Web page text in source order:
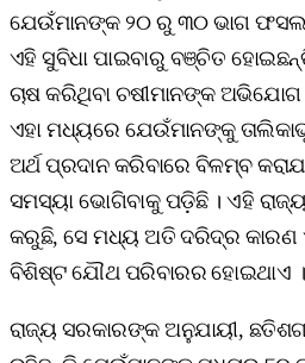
ଯେଉଁମାନଙ୍କ ୨୦ ରୁ ୩୦ ଭାଗ ଫସଲ
ଏହି ସୁବିଧା ପାଇବାରୁ ବଞ୍ଚିତ
ଚାଷ କରିଥିବା ଚଷୀମାନଙ୍କ ଅଭିଯୋଗ
ଏହା ମଧ୍ୟରେ ଯେଉଁମାନଙ୍କୁ
ଅର୍ଥ ପ୍ରଦାନ କରିବାରେ ବିଳମ୍ବ
ସମସ୍ୟା ଭୋଗିବାକୁ ପଡ଼ିଛି । ଏହି
କରୁଛି, ସେ ମଧ୍ୟ ଅତି ଦରିଦ୍ର
ବିଶିଷ୍ଟ ଯୌଥ ପରିବାରର ହୋଇଥାଏ ।
ରାଜ୍ୟ ସରକାରଙ୍କ ଅନୁଯାୟୀ,